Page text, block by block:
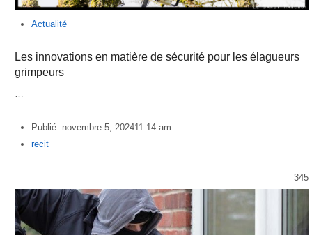
Actualité
Les innovations en matière de sécurité pour les élagueurs
grimpeurs
…
Publié :novembre 5, 202411:14 am
Author
recit
345